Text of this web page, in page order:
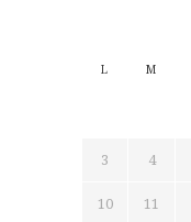
L M
3 4
10 11